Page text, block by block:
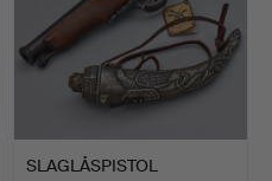
SLAGLÅSPISTOL